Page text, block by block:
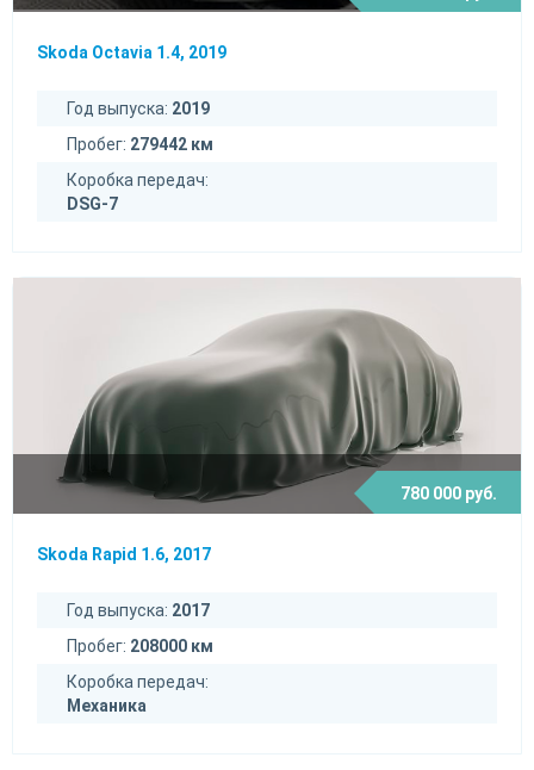
Skoda Octavia 1.4, 2019
Год выпуска: 2019
Пробег: 279442 км
Коробка передач:
DSG-7
780 000 руб.
Skoda Rapid 1.6, 2017
Год выпуска: 2017
Пробег: 208000 км
Коробка передач:
Механика